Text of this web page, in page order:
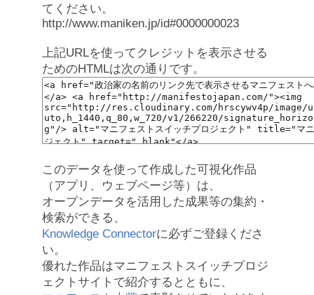
てください。
http://www.maniken.jp/id#0000000023
上記URLを使ってクレジットを表示させる
ためのHTMLは次の通りです。
このデータを使って作成した可視化作品
（アプリ、ウェブページ等）は、
オープンデータを活用した成果等の集約・
検索ができる、
Knowledge Connectorに必ずご登録くださ
い。
優れた作品はマニフェストスイッチプロジ
ェクトサイトで紹介するとともに、